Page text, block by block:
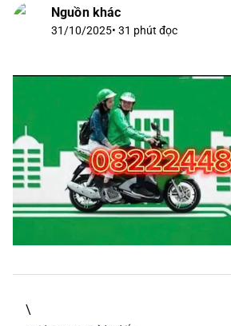
Nguồn khác
31/10/2025• 31 phút đọc
\